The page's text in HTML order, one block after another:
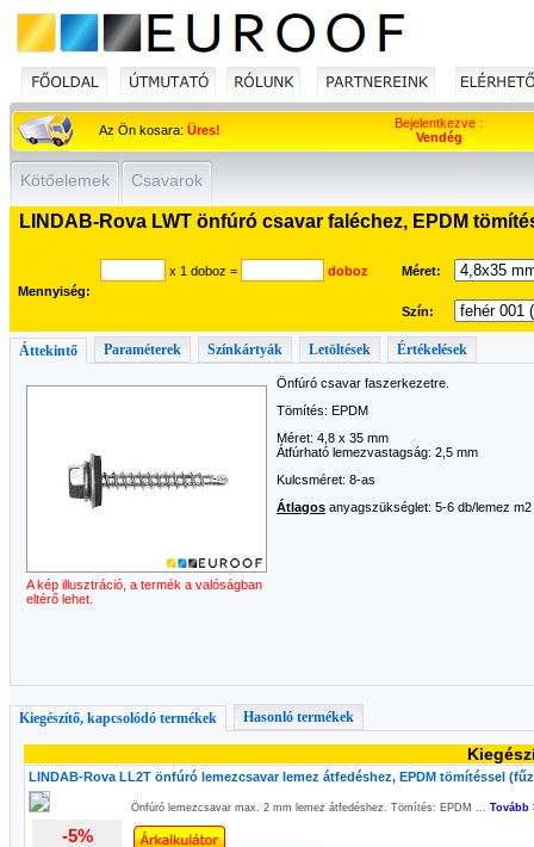
Az Ön kosara: Üres!
Bejelentkezve :
Vendég
Kötőelemek Csavarok
LINDAB-Rova LWT önfúró csavar faléchez, EPDM
Mennyiség:
x 1 doboz = doboz Méret:
Szín:
Áttekintő Paraméterek Színkártyák Letöltések Értékelések
A kép illusztráció, a termék a valóságban
eltérő lehet.
Önfúró csavar faszerkezetre.
Tömítés: EPDM
Méret: 4,8 x 35 mm
Átfúrható lemezvastagság: 2,5 mm
Kulcsméret: 8-as
Átlagos anyagszükséglet: 5-6 db/lemez m2
Kiegészítő, kapcsolódó termékek Hasonló termékek
LINDAB-Rova LL2T önfúró lemezcsavar lemez átfedéshez, EPDM tömítéssel
Önfúró lemezcsavar max. 2 mm lemez átfedéshez. Tömítés: EPDM ... Tovább
-5%